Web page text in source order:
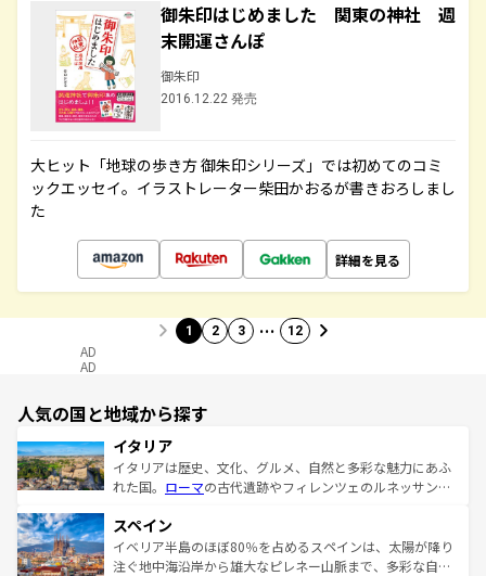
御朱印はじめました 関東の神社 週
末開運さんぽ
御朱印
2016.12.22 発売
大ヒット「地球の歩き方 御朱印シリーズ」では初めてのコミ
ックエッセイ。イラストレーター柴田かおるが書きおろしまし
た
詳細を見る
1 2 3 … 12
AD
AD
人気の国と地域から探す
イタリア
イタリアは歴史、文化、グルメ、自然と多彩な魅力にあふ
れた国。 ローマの古代遺跡やフィレンツェのルネッサンス
ろん、トスカーナの美しい田園風景やアマルフィ海岸の絶
景など、自然景観も見逃せない。観光の合間には、本場の
ピザやパスタなど、絶品のイタリア料理を堪能することも
スペイン
イベリア半島のほぼ80％を占めるスペインは、太陽が降り
注ぐ地中海沿岸から雄大なピレネー山脈まで、多彩な自然